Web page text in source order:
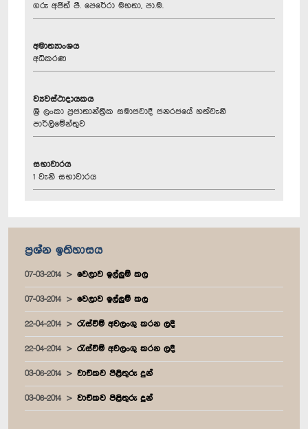
ගරු අජිත් පී. පෙරේරා මහතා, පා.ම.
අමාත්‍යාංශය
අධිකරණ
ව්‍යවස්ථාදායකය
ශ්‍රී ලංකා ප්‍රජාතාන්ත්‍රික සමාජවාදී ජනරජයේ හත්වැනි
පාර්ලිමේන්තුව
සභාවාරය
1 වැනි සභාවාරය
ප්‍රශ්න ඉතිහාසය
07-03-2014 වෙලාව ඉල්ලුම් කල
07-03-2014 වෙලාව ඉල්ලුම් කල
22-04-2014 රැස්වීම් අවලංගු කරන ලදී
22-04-2014 රැස්වීම් අවලංගු කරන ලදී
03-06-2014 වාචිකව පිළිතුරු දුන්
03-06-2014 වාචිකව පිළිතුරු දුන්